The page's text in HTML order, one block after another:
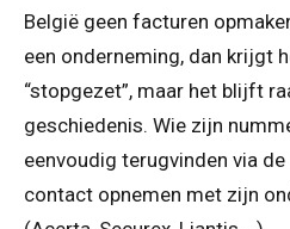
België geen facturen
een onderneming, dan krijgt
“stopgezet”, maar het blijft
geschiedenis. Wie zijn
eenvoudig terugvinden via
contact opnemen met zijn